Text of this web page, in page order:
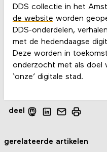
DDS collectie in het
de website worden
DDS-onderdelen,
met de hedendaagse
Deze worden in
onderzocht met als doel
‘onze’ digitale stad.
deel
gerelateerde artikelen